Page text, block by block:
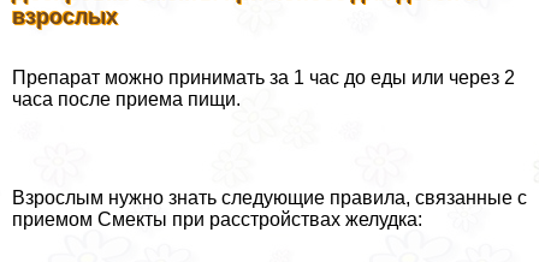
взрослых
Препарат можно принимать за 1 час до еды или через 2
часа после приема пищи.
Взрослым нужно знать следующие правила, связанные с
приемом Смекты при расстройствах желудка: